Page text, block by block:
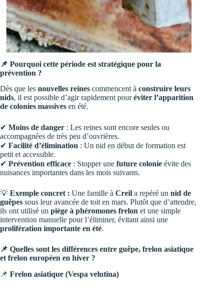
📌 Pourquoi cette période est stratégique pour la
prévention ?
Dès que les nouvelles reines commencent à construire leurs
nids, il est possible d’agir rapidement pouréviter l’apparition
de colonies massives en été.
✔ Moins de danger : Les reines sont encore seules ou
accompagnées de très peu d’ouvrières.
✔ Facilité d’élimination : Un nid en début de formation est
petit et accessible.
✔ Prévention efficace : Stopper une future colonie évite des
nuisances importantes dans les mois suivants.
💡 Exemple concret : Une famille à Creil a repéré un nid de
guêpes sous leur avancée de toit en mars. Plutôt que d’attendre,
ils ont utilisé un piège à phéromones frelon et une simple
intervention manuelle pour l’éliminer, évitant ainsi une
prolifération importante en été.
📌 Quelles sont les différences entre guêpe, frelon asiatique
et frelon européen en hiver ?
📌 Frelon asiatique (Vespa velutina)